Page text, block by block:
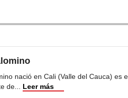
nació en Cali (Valle del Cauca) es
de... Leer más